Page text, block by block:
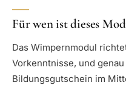
Für wen ist dieses
Das Wimpernmodul
Vorkenntnisse, und
Bildungsgutschein im